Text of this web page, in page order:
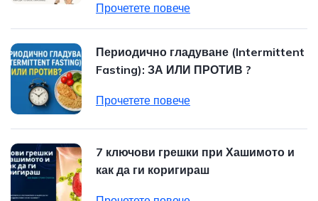
Прочетете повече
Периодично гладуване (Intermittent
Fasting): ЗА ИЛИ ПРОТИВ ?
Прочетете повече
7 ключови грешки при Хашимото и
как да ги коригираш